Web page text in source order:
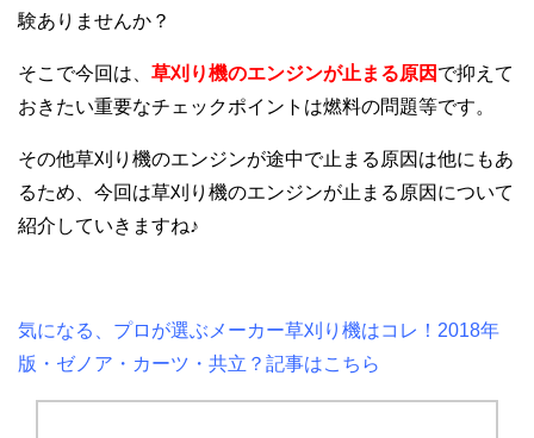
験ありませんか？
そこで今回は、 草刈り機のエンジンが止まる原因 で抑えて
おきたい重要なチェックポイントは燃料の問題等です。
その他草刈り機のエンジンが途中で止まる原因は他にもあ
るため、今回は草刈り機のエンジンが止まる原因について
紹介していきますね♪
気になる、プロが選ぶメーカー草刈り機はコレ！2018年
版・ゼノア・カーツ・共立？記事はこちら